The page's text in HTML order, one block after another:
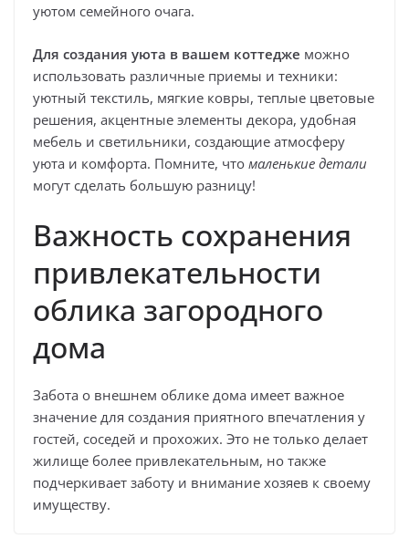
уютом семейного очага.
Для создания уюта в вашем коттедже можно
использовать различные приемы и техники:
уютный текстиль, мягкие ковры, теплые цветовые
решения, акцентные элементы декора, удобная
мебель и светильники, создающие атмосферу
уюта и комфорта. Помните, что маленькие детали
могут сделать большую разницу!
Важность сохранения
привлекательности
облика загородного
дома
Забота о внешнем облике дома имеет важное
значение для создания приятного впечатления у
гостей, соседей и прохожих. Это не только делает
жилище более привлекательным, но также
подчеркивает заботу и внимание хозяев к своему
имуществу.